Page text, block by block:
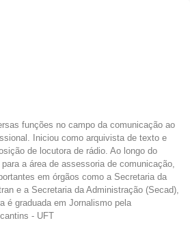
funções no campo da comunicação ao
Iniciou como arquivista de texto e
de locutora de rádio. Ao longo do
a área de assessoria de comunicação,
em órgãos como a Secretaria da
e a Secretaria da Administração (Secad),
é graduada em Jornalismo pela
- UFT